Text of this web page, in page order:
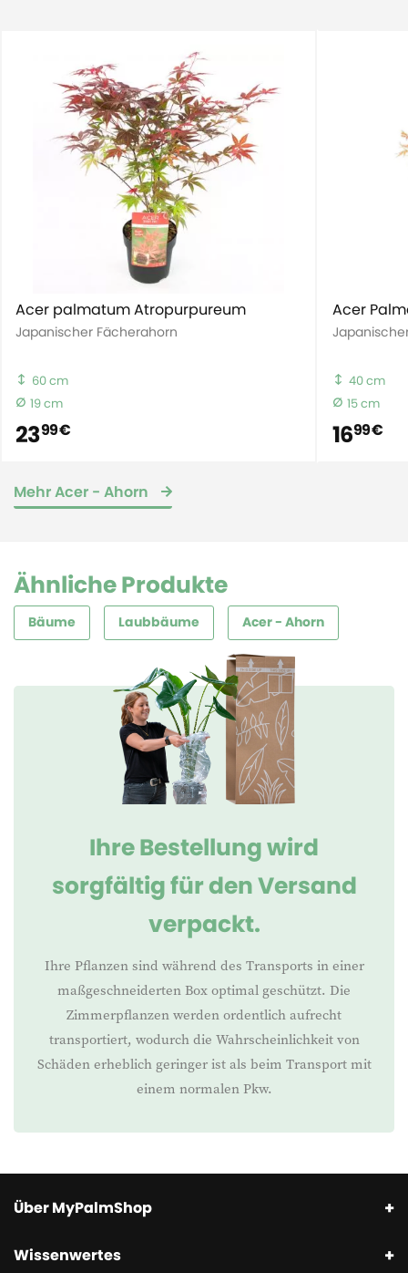
Acer palmatum Atropurpureum
Japanischer Fächerahorn
60 cm
19 cm
2399 €
Acer
40 cm
15 cm
1699 €
Mehr Acer - Ahorn
Ähnliche Produkte
Bäume Laubbäume Acer - Ahorn
Ihre Bestellung wird
sorgfältig für den Versand
verpackt.
Ihre Pflanzen sind während des Transports in einer
maßgeschneiderten Box optimal geschützt. Die
Zimmerpflanzen werden ordentlich aufrecht
transportiert, wodurch die Wahrscheinlichkeit von
Schäden erheblich geringer ist als beim Transport mit
einem normalen Pkw.
Über MyPalmShop
Wissenwertes